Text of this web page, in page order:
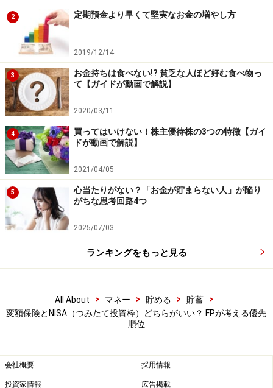
＜変額保険のメリット＞
死亡保障がある……死亡保障があるため、もしもの場
合には遺族に死亡保険金を残すことができます。死
亡保険金額を1000万円で保険契約すれば、払い込ん
だ保険料が30万円だったとしても、もしもの場合に
は1000万円の死亡保険金が支払われます。
解約しにくいため貯まりやすい……死亡保障である以
上、短期で解約する人は少ないでしょう。特に、契
約日から10年間は「解約控除」という解約費用を求
められる場合が多いので、元本割れのリスクを避け
るためにもこの期間は解約を避けるのが一般的で
す。結果的に長期的な資産形成ができます。
生命保険料控除の対象……最大で所得税4万円、住民
税2.8万円の所得控除が受けられます。
解約控除がある……10年以内に解約すると解約控除が
あるため損が出る可能性があります。お金の流動性
や自由度を確保したい人には向きません。
費用を差し引かれるため、運用成績はNISAより劣り
2 定期預金より早くて堅実なお金の増やし方
2019/12/14
3
お金持ちは食べない!? 貧乏な人ほど好む食べ物っ
て【ガイドが動画で解説】
2020/03/11
4
買ってはいけない！株主優待株の3つの特徴【ガイ
ドが動画で解説】
2021/04/05
5
心当たりがない？「お金が貯まらない人」が陥り
がちな思考回路4つ
2025/07/03
ランキングをもっと見る
All About > マネー > 貯める > 貯蓄
>
変額保険とNISA（つみたて投資枠）どちらがいい？ FPが考える優先
順位
会社概要 採用情報
投資家情報 広告掲載